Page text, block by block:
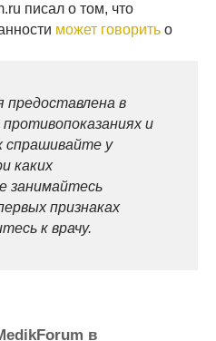
писал о том, что
может говорить о
в
и
спрашивайте у
каких
занимайтесь
признаках
к врачу.
в